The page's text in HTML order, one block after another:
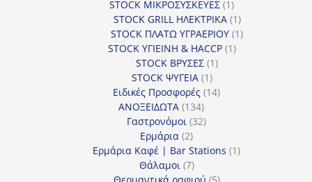
STOCK ΜΙΚΡΟΣΥΣΚΕΥΕΣ 11
προϊόν
STOCK GRILL ΗΛΕΚΤΡΙΚΑ 11
προϊόν
STOCK ΠΛΑΤΩ ΥΓΡΑΕΡΙΟΥ 11
STOCK ΥΓΙΕΙΝΗ & HACCP 11
STOCK ΒΡΥΣΕΣ 11
STOCK ΨΥΓΕΙΑ 11
προϊόν
Ειδικές Προσφορές 1414
ΑΝΟΞΕΙΔΩΤΑ 134134
προϊόντα
Γαστρονόμοι 3232
Ερμάρια 22
προϊόντα
Ερμάρια Καφέ | Bar Stations 11
Θάλαμοι 77
προϊόντα
Θερμαντικά ραφιού 55